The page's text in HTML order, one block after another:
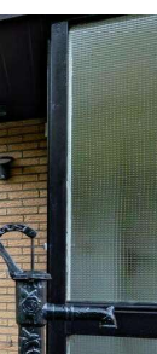
geen
maten en
zoals
indicatie van
noch door